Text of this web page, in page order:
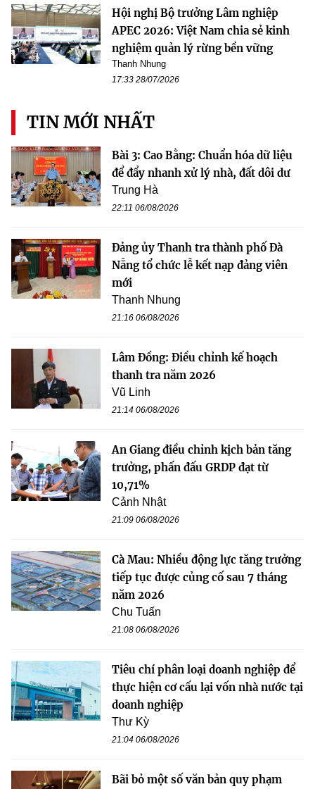
Hội nghị Bộ trưởng Lâm nghiệp
APEC 2026: Việt Nam chia sẻ kinh
nghiệm quản lý rừng bền vững
Thanh Nhung
17:33 28/07/2026
TIN MỚI NHẤT
Bài 3: Cao Bằng: Chuẩn hóa dữ liệu
để đẩy nhanh xử lý nhà, đất dôi dư
Trung Hà
22:11 06/08/2026
Đảng ủy Thanh tra thành phố Đà
Nẵng tổ chức lễ kết nạp đảng viên
mới
Thanh Nhung
21:16 06/08/2026
Lâm Đồng: Điều chỉnh kế hoạch
thanh tra năm 2026
Vũ Linh
21:14 06/08/2026
An Giang điều chỉnh kịch bản tăng
trưởng, phấn đấu GRDP đạt từ
10,71%
Cảnh Nhật
21:09 06/08/2026
Cà Mau: Nhiều động lực tăng trưởng
tiếp tục được củng cố sau 7 tháng
năm 2026
Chu Tuấn
21:08 06/08/2026
Tiêu chí phân loại doanh nghiệp để
thực hiện cơ cấu lại vốn nhà nước tại
doanh nghiệp
Thư Kỳ
21:04 06/08/2026
Bãi bỏ một số văn bản quy phạm